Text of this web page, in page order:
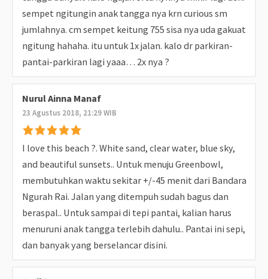
sempet ngitungin anak tangga nya krn curious sm
jumlahnya. cm sempet keitung 755 sisa nya uda gakuat
ngitung hahaha. itu untuk 1x jalan. kalo dr parkiran-
pantai-parkiran lagi yaaa… 2x nya ?
Nurul Ainna Manaf
23 Agustus 2018, 21:29 WIB
I love this beach ?. White sand, clear water, blue sky,
and beautiful sunsets.. Untuk menuju Greenbowl,
membutuhkan waktu sekitar +/-45 menit dari Bandara
Ngurah Rai. Jalan yang ditempuh sudah bagus dan
beraspal.. Untuk sampai di tepi pantai, kalian harus
menuruni anak tangga terlebih dahulu.. Pantai ini sepi,
dan banyak yang berselancar disini.